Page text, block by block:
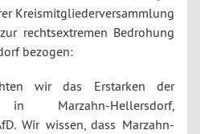
Kreismitgliederversammlung
rechtsextremen Bedrohung
bezogen:
wir das Erstarken der
in Marzahn-Hellersdorf,
Wir wissen, dass Marzahn-